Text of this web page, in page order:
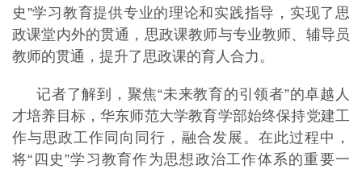
史”学习教育提供专业的理论和实践指导，实现了思
政课堂内外的贯通，思政课教师与专业教师、辅导员
教师的贯通，提升了思政课的育人合力。
记者了解到，聚焦“未来教育的引领者”的卓越人
才培养目标，华东师范大学教育学部始终保持党建工
作与思政工作同向同行，融合发展。在此过程中，
将“四史”学习教育作为思想政治工作体系的重要一